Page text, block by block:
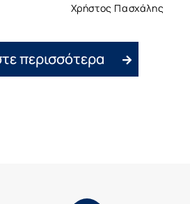
Χρήστος Πασχάλης
περισσότερα